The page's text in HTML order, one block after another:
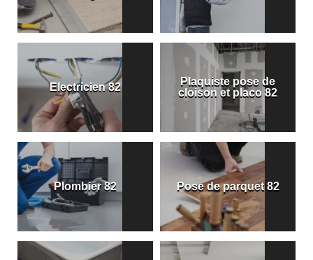
Electricien 82
Plaquiste pose de
cloison et placo 82
Plombier 82 Pose de parquet 82